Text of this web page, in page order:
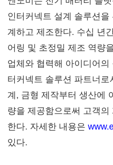
인터커넥트 설계 솔루션
계하고 제조한다. 수십 년
어링 및 초정밀 제조 역량
업체와 협력해 아이디어
터커넥트 솔루션 파트너로
계, 금형 제작부터 생산에
량을 제공함으로써 고객
한다. 자세한 내용은
있다.